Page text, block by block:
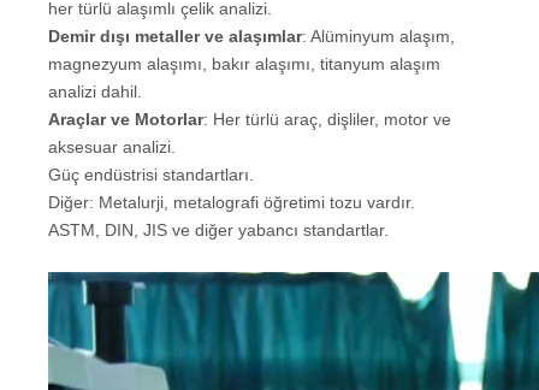
her türlü alaşımlı çelik analizi.
Demir dışı metaller ve alaşımlar: Alüminyum alaşım,
magnezyum alaşımı, bakır alaşımı, titanyum alaşım
analizi dahil.
Araçlar ve Motorlar: Her türlü araç, dişliler, motor ve
aksesuar analizi.
Güç endüstrisi standartları.
Diğer: Metalurji, metalografi öğretimi tozu vardır.
ASTM, DIN, JIS ve diğer yabancı standartlar.